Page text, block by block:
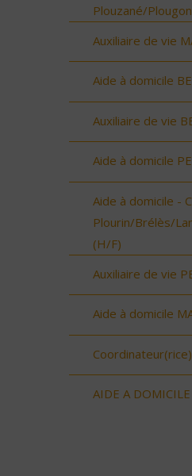
Plouzané/
Auxiliaire de vie
Aide à domicile
Auxiliaire de vie
Aide à domicile
Aide à domicile -
Plourin/Brélès/
(H/F)
Auxiliaire de vie
Aide à domicile
AIDE A